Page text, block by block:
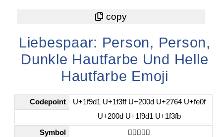
Liebespaar: Person, Person,
Dunkle Hautfarbe Und Helle
Hautfarbe Emoji
Codepoint
U+1f9d1 U+1f3ff U+200d U+2764 U+fe0f
U+200d U+1f9d1 U+1f3fb
Symbol 🧑🏿‍❤️‍🧑🏻